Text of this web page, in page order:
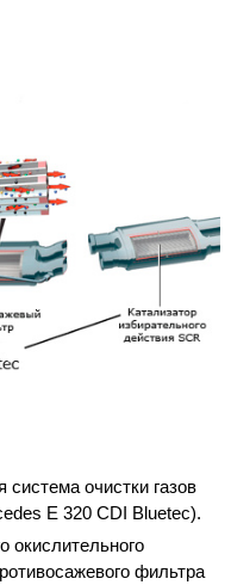
система очистки газов
E 320 CDI Bluetec).
окислительного
фильтра